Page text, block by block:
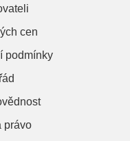
cen
podmínky
právo